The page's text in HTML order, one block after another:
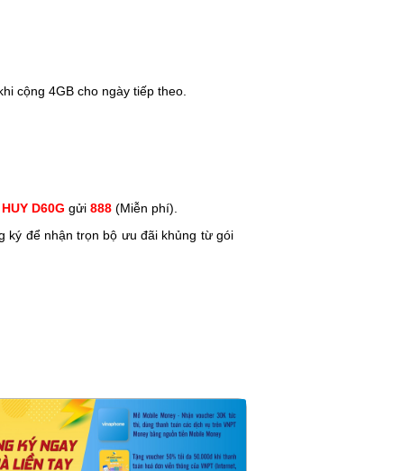
cộng 4GB cho ngày tiếp theo.
HUY D60G gửi 888 (Miễn phí).
ký để nhận trọn bộ ưu đãi khủng từ gói